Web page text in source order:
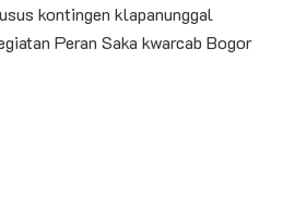
kontingen klapanunggal
Peran Saka kwarcab Bogor